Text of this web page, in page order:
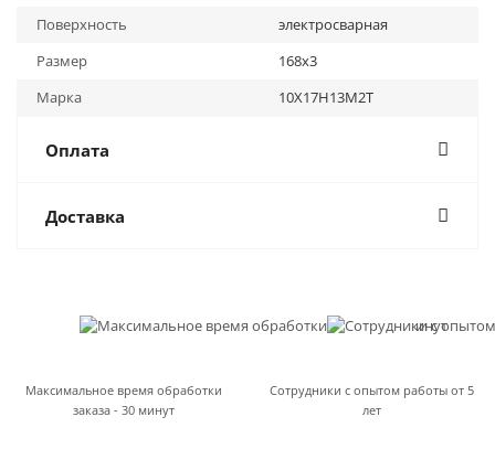
Поверхность
электросварная
Размер
168х3
Марка
10Х17Н13М2Т
Оплата
Доставка
Максимальное время обработки
заказа - 30 минут
Сотрудники с опытом работы от 5
лет